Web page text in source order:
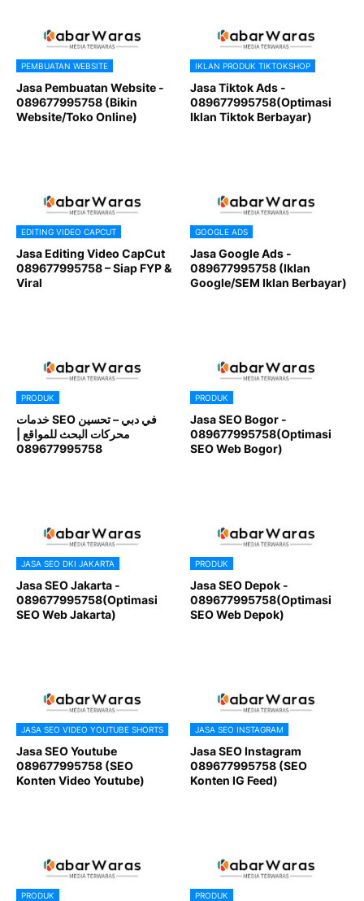
PEMBUATAN WEBSITE
Jasa Pembuatan Website -
089677995758 (Bikin
Website/Toko Online)
IKLAN PRODUK TIKTOKSHOP
Jasa Tiktok Ads -
089677995758(Optimasi
Iklan Tiktok Berbayar)
EDITING VIDEO CAPCUT
Jasa Editing Video CapCut
089677995758 – Siap FYP &
Viral
GOOGLE ADS
Jasa Google Ads -
089677995758 (Iklan
Google/SEM Iklan Berbayar)
PRODUK
خدمات SEO في دبي – تحسين
محركات البحث للمواقع |
089677995758
PRODUK
Jasa SEO Bogor -
089677995758(Optimasi
SEO Web Bogor)
JASA SEO DKI JAKARTA
Jasa SEO Jakarta -
089677995758(Optimasi
SEO Web Jakarta)
PRODUK
Jasa SEO Depok -
089677995758(Optimasi
SEO Web Depok)
JASA SEO VIDEO YOUTUBE SHORTS
Jasa SEO Youtube
089677995758 (SEO
Konten Video Youtube)
JASA SEO INSTAGRAM
Jasa SEO Instagram
089677995758 (SEO
Konten IG Feed)
PRODUK PRODUK